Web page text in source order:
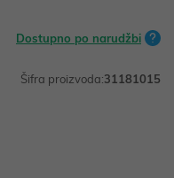
Dostupno po narudžbi
Šifra proizvoda:31181015